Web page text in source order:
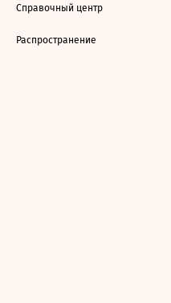
Справочный центр
Распространение